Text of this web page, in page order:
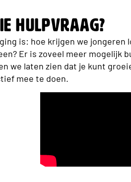
hulpvraag?
is: hoe krijgen we
Er is zoveel meer mogelijk
we laten zien dat je kunt
mee te doen.